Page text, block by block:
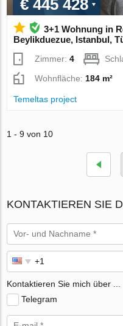
€ 445 428
3+1 Wohnung in
Beylikduezue, Istanbul,
Zimmer:4
Wohnfläche: 184 m²
Temeltas project
1 - 9 von 10
KONTAKTIEREN SIE
Kontaktieren Sie mich über ...
Telegram